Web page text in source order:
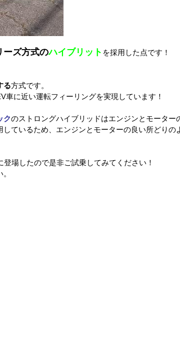
ーズ方式のハイブリット を採用した点です！
る方式です。
車に近い運転フィーリングを実現しています！
クのストロングハイブリッドはエンジンとモーター
しているため、エンジンとモーターの良い所どりの
場したので是非ご試乗してみてください！